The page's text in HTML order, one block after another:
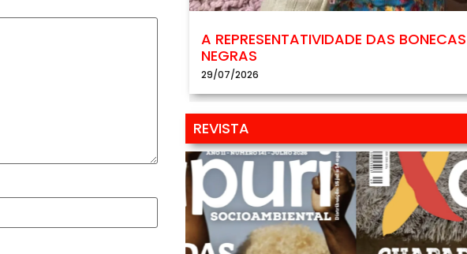
A REPRESENTATIVIDADE DAS BONECAS
NEGRAS
29/07/2026
REVISTA